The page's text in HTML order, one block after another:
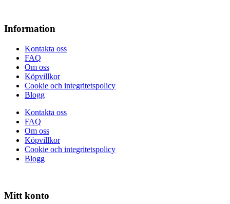
Information
Kontakta oss
FAQ
Om oss
Köpvillkor
Cookie och integritetspolicy
Blogg
Kontakta oss
FAQ
Om oss
Köpvillkor
Cookie och integritetspolicy
Blogg
Mitt konto